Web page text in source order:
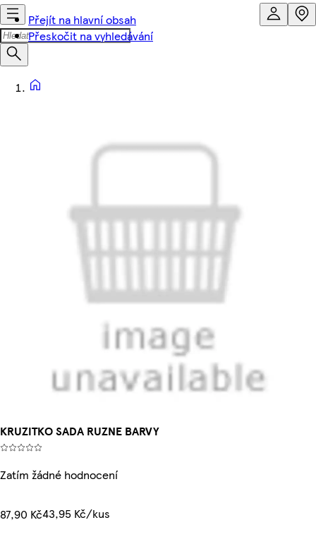
Přejít na hlavní obsah
Přeskočit na vyhledávání
KRUZITKO SADA RUZNE BARVY
Zatím žádné hodnocení
87,90 Kč43,95 Kč/kus